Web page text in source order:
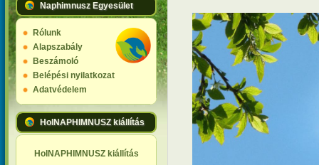
Naphimnusz Egyesület
Rólunk
Alapszabály
Beszámoló
Belépési nyilatkozat
Adatvédelem
HolNAPHIMNUSZ kiállítás
HolNAPHIMNUSZ kiállítás